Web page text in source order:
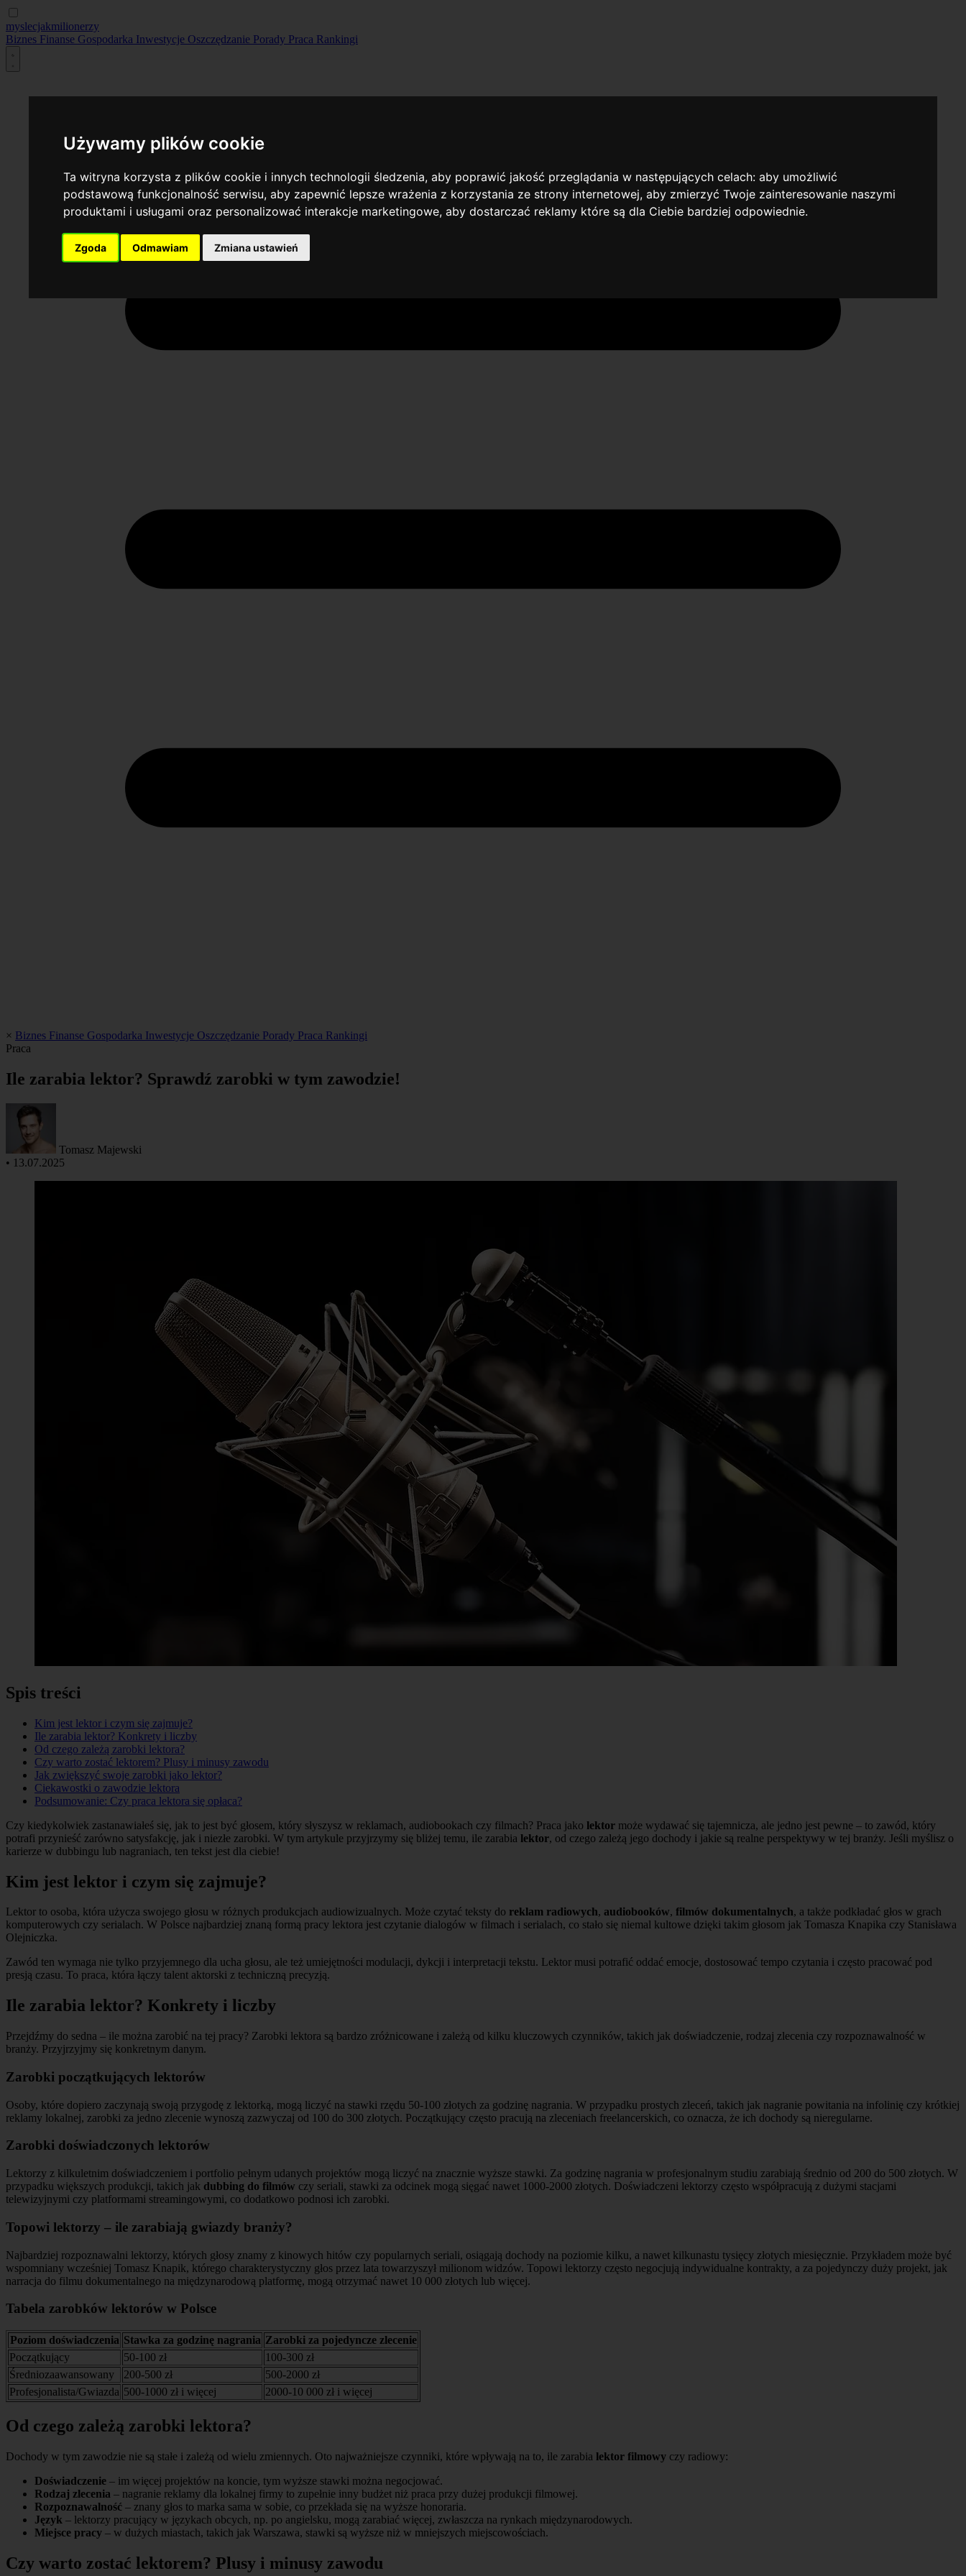
Używamy plików cookie
Ta witryna korzysta z plików cookie i innych technologii śledzenia, aby poprawić jakość przeglądania w następujących celach:aby umożliwić
podstawową funkcjonalność serwisu,aby zapewnić lepsze wrażenia z korzystania ze strony internetowej,aby zmierzyć Twoje zainteresowanie naszymi
produktami i usługami oraz personalizować interakcje marketingowe,aby dostarczać reklamy które są dla Ciebie bardziej odpowiednie.
Zgoda Odmawiam Zmiana ustawień
myslecjakmilionerzy
Biznes Finanse Gospodarka Inwestycje Oszczędzanie Porady Praca Rankingi
× Biznes Finanse Gospodarka Inwestycje Oszczędzanie Porady Praca Rankingi
Praca
Ile zarabia lektor? Sprawdź zarobki w tym zawodzie!
Tomasz Majewski
• 13.07.2025
Spis treści
Kim jest lektor i czym się zajmuje?
Ile zarabia lektor? Konkrety i liczby
Od czego zależą zarobki lektora?
Czy warto zostać lektorem? Plusy i minusy zawodu
Jak zwiększyć swoje zarobki jako lektor?
Ciekawostki o zawodzie lektora
Podsumowanie: Czy praca lektora się opłaca?
Czy kiedykolwiek zastanawiałeś się, jak to jest być głosem, który słyszysz w reklamach, audiobookach czy filmach? Praca jako lektor może wydawać się tajemnicza, ale jedno jest pewne – to zawód, który
potrafi przynieść zarówno satysfakcję, jak i niezłe zarobki. W tym artykule przyjrzymy się bliżej temu, ile zarabia lektor, od czego zależą jego dochody i jakie są realne perspektywy w tej branży. Jeśli myślisz o
karierze w dubbingu lub nagraniach, ten tekst jest dla ciebie!
Kim jest lektor i czym się zajmuje?
Lektor to osoba, która użycza swojego głosu w różnych produkcjach audiowizualnych. Może czytać teksty do reklam radiowych, audiobooków, filmów dokumentalnych, a także podkładać głos w grach
komputerowych czy serialach. W Polsce najbardziej znaną formą pracy lektora jest czytanie dialogów w filmach i serialach, co stało się niemal kultowe dzięki takim głosom jak Tomasza Knapika czy Stanisława
Olejniczka.
Zawód ten wymaga nie tylko przyjemnego dla ucha głosu, ale też umiejętności modulacji, dykcji i interpretacji tekstu. Lektor musi potrafić oddać emocje, dostosować tempo czytania i często pracować pod
presją czasu. To praca, która łączy talent aktorski z techniczną precyzją.
Ile zarabia lektor? Konkrety i liczby
Przejdźmy do sedna – ile można zarobić na tej pracy? Zarobki lektora są bardzo zróżnicowane i zależą od kilku kluczowych czynników, takich jak doświadczenie, rodzaj zlecenia czy rozpoznawalność w
branży. Przyjrzyjmy się konkretnym danym.
Zarobki początkujących lektorów
Osoby, które dopiero zaczynają swoją przygodę z lektorką, mogą liczyć na stawki rzędu 50-100 złotych za godzinę nagrania. W przypadku prostych zleceń, takich jak nagranie powitania na infolinię czy krótkiej
reklamy lokalnej, zarobki za jedno zlecenie wynoszą zazwyczaj od 100 do 300 złotych. Początkujący często pracują na zleceniach freelancerskich, co oznacza, że ich dochody są nieregularne.
Zarobki doświadczonych lektorów
Lektorzy z kilkuletnim doświadczeniem i portfolio pełnym udanych projektów mogą liczyć na znacznie wyższe stawki. Za godzinę nagrania w profesjonalnym studiu zarabiają średnio od 200 do 500 złotych. W
przypadku większych produkcji, takich jak dubbing do filmów czy seriali, stawki za odcinek mogą sięgać nawet 1000-2000 złotych. Doświadczeni lektorzy często współpracują z dużymi stacjami
telewizyjnymi czy platformami streamingowymi, co dodatkowo podnosi ich zarobki.
Topowi lektorzy – ile zarabiają gwiazdy branży?
Najbardziej rozpoznawalni lektorzy, których głosy znamy z kinowych hitów czy popularnych seriali, osiągają dochody na poziomie kilku, a nawet kilkunastu tysięcy złotych miesięcznie. Przykładem może być
wspomniany wcześniej Tomasz Knapik, którego charakterystyczny głos przez lata towarzyszył milionom widzów. Topowi lektorzy często negocjują indywidualne kontrakty, a za pojedynczy duży projekt, jak
narracja do filmu dokumentalnego na międzynarodową platformę, mogą otrzymać nawet 10 000 złotych lub więcej.
Tabela zarobków lektorów w Polsce
Poziom doświadczenia Stawka za godzinę nagrania Zarobki za pojedyncze zlecenie
Początkujący
50-100 zł
100-300 zł
Średniozaawansowany
200-500 zł
500-2000 zł
Profesjonalista/Gwiazda 500-1000 zł i więcej 2000-10 000 zł i więcej
Od czego zależą zarobki lektora?
Dochody w tym zawodzie nie są stałe i zależą od wielu zmiennych. Oto najważniejsze czynniki, które wpływają na to, ile zarabia lektor filmowy czy radiowy:
Doświadczenie – im więcej projektów na koncie, tym wyższe stawki można negocjować.
Rodzaj zlecenia – nagranie reklamy dla lokalnej firmy to zupełnie inny budżet niż praca przy dużej produkcji filmowej.
Rozpoznawalność – znany głos to marka sama w sobie, co przekłada się na wyższe honoraria.
Język – lektorzy pracujący w językach obcych, np. po angielsku, mogą zarabiać więcej, zwłaszcza na rynkach międzynarodowych.
Miejsce pracy – w dużych miastach, takich jak Warszawa, stawki są wyższe niż w mniejszych miejscowościach.
Czy warto zostać lektorem? Plusy i minusy zawodu